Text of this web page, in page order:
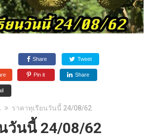
Share Tweet
Pin it Share
ราคาทุเรียนวันนี้ 24/08/62
วันนี้ 24/08/62